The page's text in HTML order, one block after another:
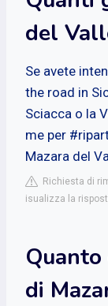
del
Se avete
the road in
Sciacca o la
me per
Mazara del
Richiesta di
isualizza la
di